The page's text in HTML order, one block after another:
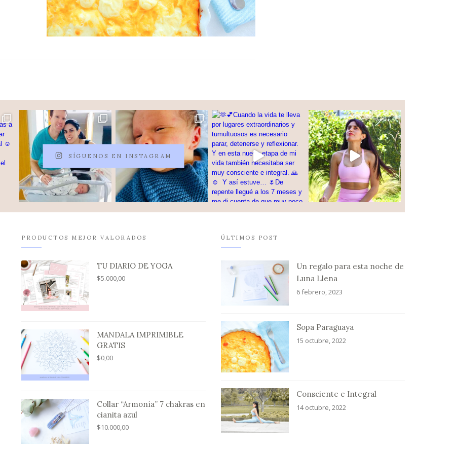
SÍGUENOS EN INSTAGRAM
PRODUCTOS MEJOR VALORADOS
TU DIARIO DE YOGA
$5.000,00
MANDALA IMPRIMIBLE
GRATIS
$0,00
Collar “Armonía” 7 chakras en
cianita azul
$10.000,00
ÚLTIMOS POST
Un regalo para esta noche de
Luna Llena
6 febrero, 2023
Sopa Paraguaya
15 octubre, 2022
Consciente e Integral
14 octubre, 2022